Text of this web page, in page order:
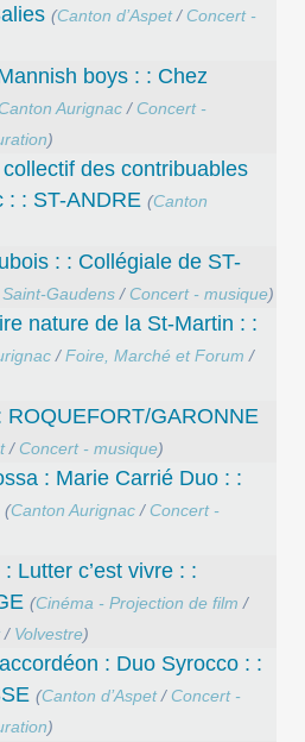
(Canton d’Aspet/ Concert -
boys : : Chez
Aurignac / Concert -
)
des contribuables
: : ST-ANDRE (Canton
: : Collégiale de ST-
Gaudens / Concert - musique)
nature de la St-Martin : :
/Foire, Marché et Forum /
ROQUEFORT/GARONNE
/ Concert - musique)
: Marie Carrié Duo : :
(Canton Aurignac / Concert -
Lutter c’est vivre : :
(Cinéma - Projection de film /
/ Volvestre)
: Duo Syrocco : :
(Canton d’Aspet/ Concert -
)